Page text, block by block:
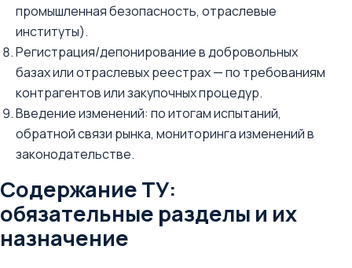
промышленная безопасность, отраслевые
институты).
Регистрация/депонирование в добровольных
базах или отраслевых реестрах — по требованиям
контрагентов или закупочных процедур.
Введение изменений: по итогам испытаний,
обратной связи рынка, мониторинга изменений в
законодательстве.
Содержание ТУ:
обязательные разделы и их
назначение